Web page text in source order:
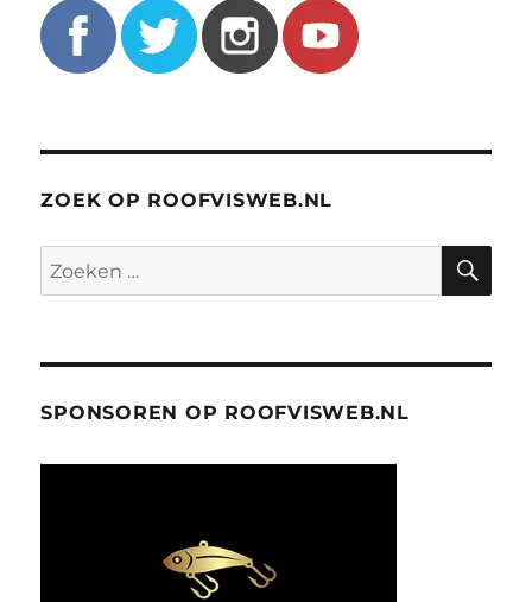
ZOEK OP ROOFVISWEB.NL
Zoeken
naar:
SPONSOREN OP ROOFVISWEB.NL